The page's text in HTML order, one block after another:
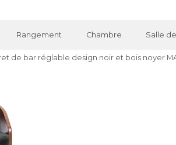
Rangement Chambre Salle
de bar réglable design noir et bois noyer